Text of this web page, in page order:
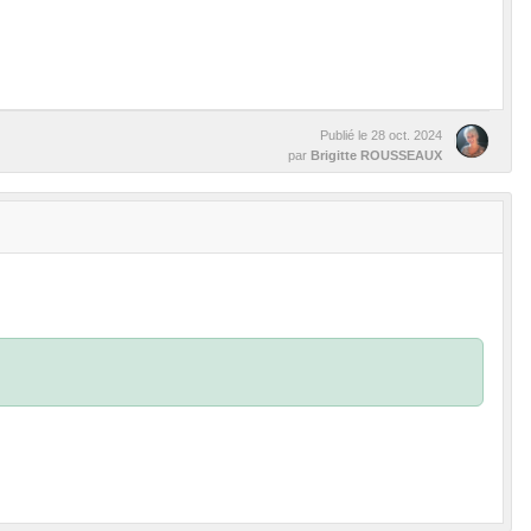
Publié le 28 oct. 2024
par Brigitte ROUSSEAUX